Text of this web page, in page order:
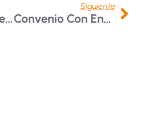
Egresada Bonaventuriana Participó En Congreso Internacional De Medicina Comportamental En Viena
Siguiente
Convenio Con Enetel S.A.S: Alianza Que Transforma Regiones